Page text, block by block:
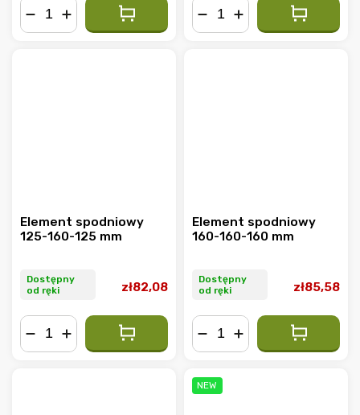
Element spodniowy
125-160-125 mm
Dostępny
od ręki
zł82,08
Element spodniowy
160-160-160 mm
Dostępny
od ręki
zł85,58
NEW